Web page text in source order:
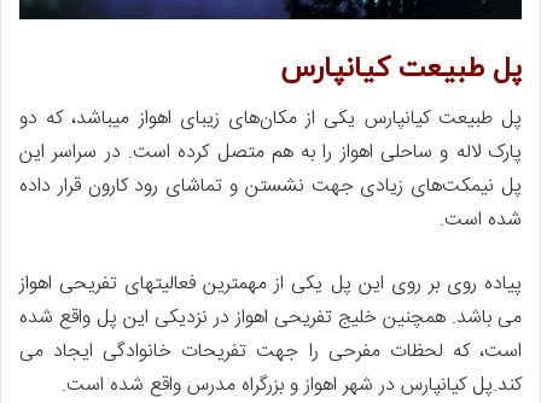
پل طبیعت کیانپارس
پل طبیعت کیانپارس یکی از مکان‌های زیبای اهواز میباشد، که دو
پارک لاله و ساحلی اهواز را به هم متصل کرده است. در سراسر این
پل نیمکت‌های زیادی جهت نشستن و تماشای رود کارون قرار داده
شده است.
پیاده روی بر روی این پل یکی از مهمترین فعالیتهای تفریحی اهواز
می باشد. همچنین خلیج تفریحی اهواز در نزدیکی این پل واقع شده
است، که لحظات مفرحی را جهت تفریحات خانوادگی ایجاد می
کند.پل کیانپارس در شهر اهواز و بزرگراه مدرس واقع شده است.